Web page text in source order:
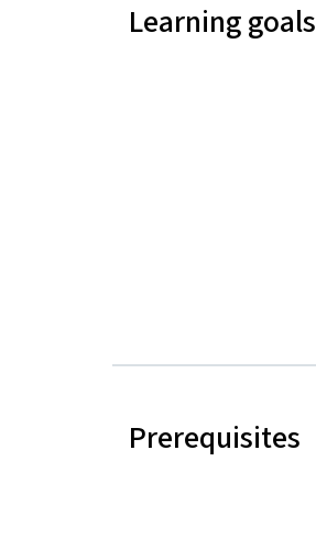
Learning goals
Prerequisites